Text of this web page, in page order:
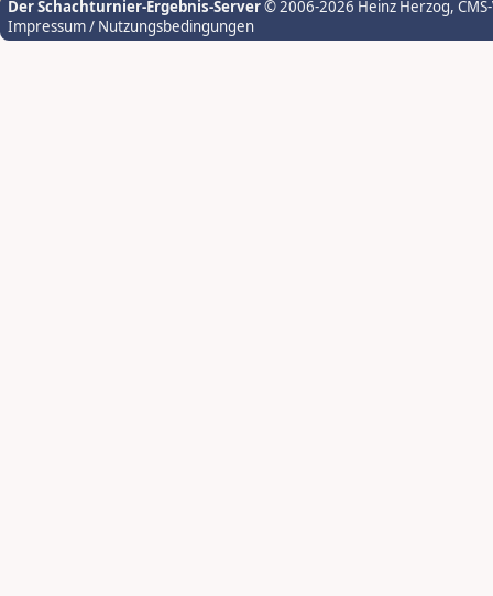
Der Schachturnier-Ergebnis-Server© 2006-2026 Heinz Herzog,
Impressum / Nutzungsbedingungen